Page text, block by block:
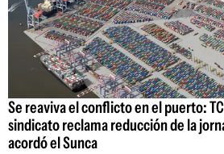
Se reaviva el conflicto en el puerto:
sindicato reclama reducción de la
acordó el Sunca